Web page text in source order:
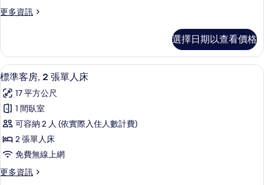
床
有
相
片
張
的
詳
情
所
相
片
更多資訊
更
客
房
的
情
選擇日期以查看價格
顯
示
標
準
客
房,
張
7
標準客房, 2 張單人床
17 平方公尺
1 間臥室
可容納 2 人 (依實際入住人數計費)
2 張單人床
免費無線上網
更多資訊
更